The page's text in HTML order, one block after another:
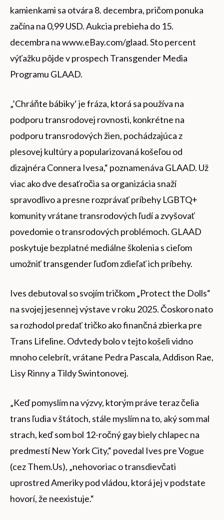
kamienkami sa otvára 8. decembra, pričom ponuka
začína na 0,99 USD. Aukcia prebieha do 15.
decembra na www.eBay.com/glaad. Sto percent
výťažku pôjde v prospech Transgender Media
Programu GLAAD.
„’Chráňte bábiky‘ je fráza, ktorá sa používa na
podporu transrodovej rovnosti, konkrétne na
podporu transrodových žien, pochádzajúca z
plesovej kultúry a popularizovaná košeľou od
dizajnéra Connera Ivesa,“ poznamenáva GLAAD. Už
viac ako dve desaťročia sa organizácia snaží
spravodlivo a presne rozprávať príbehy LGBTQ+
komunity vrátane transrodových ľudí a zvyšovať
povedomie o transrodových problémoch. GLAAD
poskytuje bezplatné mediálne školenia s cieľom
umožniť transgender ľuďom zdieľať ich príbehy.
Ives debutoval so svojím tričkom „Protect the Dolls“
na svojej jesennej výstave v roku 2025. Čoskoro nato
sa rozhodol predať tričko ako finančná zbierka pre
Trans Lifeline. Odvtedy bolo v tejto košeli vidno
mnoho celebrít, vrátane Pedra Pascala, Addison Rae,
Lisy Rinny a Tildy Swintonovej.
„Keď pomyslím na výzvy, ktorým práve teraz čelia
trans ľudia v štátoch, stále myslím na to, aký som mal
strach, keď som bol 12-ročný gay biely chlapec na
predmestí New York City,“ povedal Ives pre Vogue
(cez Them.Us), „nehovoriac o transdievčati
uprostred Ameriky pod vládou, ktorá jej v podstate
hovorí, že neexistuje.“